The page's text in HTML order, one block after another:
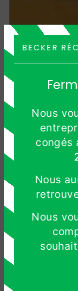
BECKER
Nous
congés
Nous
Nous